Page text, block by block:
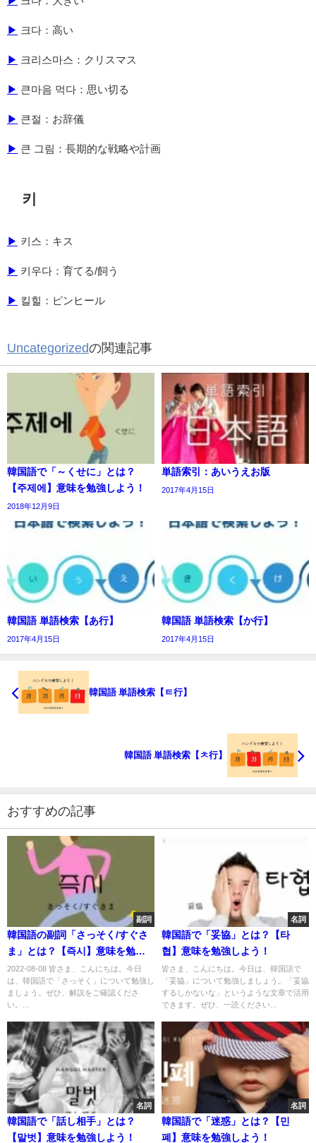
▶ 크다：高い
▶ 크리스마스：クリスマス
▶ 큰마음 먹다：思い切る
▶ 큰절：お辞儀
▶ 큰 그림：長期的な戦略や計画
키
▶ 키스：キス
▶ 키우다：育てる/飼う
▶ 킬힐：ピンヒール
Uncategorizedの関連記事
韓国語で「～くせに」とは？
【주제에】意味を勉強しよう！
2018年12月9日
単語索引：あいうえお版
2017年4月15日
韓国語 単語検索【あ行】
2017年4月15日
韓国語 単語検索【か行】
2017年4月15日
韓国語 単語検索【ㅌ行】
韓国語 単語検索【ㅊ行】
おすすめの記事
副詞
韓国語の副詞「さっそく/すぐさ
ま」とは？【즉시】意味を勉強
しよう！
2022-08-08 皆さま、こんにちは。今日
は、韓国語で「さっそく」について勉強し
ましょう。ぜひ、解説をご確認くださ
い。...
名詞
韓国語で「妥協」とは？【타
협】意味を勉強しよう！
皆さま、こんにちは。今日は、韓国語で
「妥協」について勉強しましょう。「妥協
するしかないな」というような文章で活用
できます。ぜひ、一読ください...
名詞
韓国語で「話し相手」とは？
【말벗】意味を勉強しよう！
名詞
韓国語で「迷惑」とは？【민
폐】意味を勉強しよう！